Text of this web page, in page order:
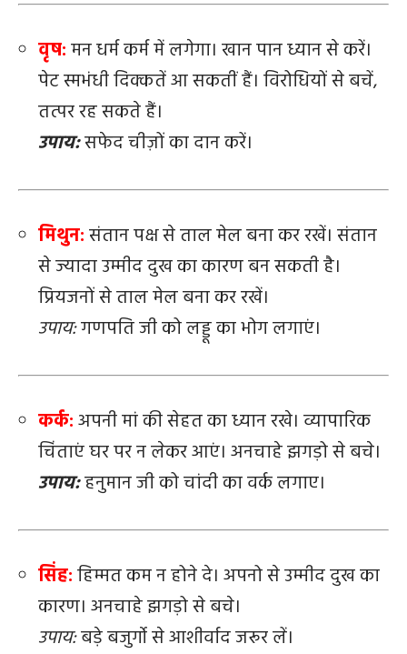
वृष:मन धर्म कर्म में लगेगा। खान पान ध्यान से करें।
पेट स्मभंधी दिक्कतें आ सकतीं हैं। विरोधियों से बचें,
तत्पर रह सकते हैं।
उपाय:सफेद चीज़ों का दान करें।
मिथुन:संतान पक्ष से ताल मेल बना कर रखें। संतान
से ज्यादा उम्मीद दुख का कारण बन सकती है।
प्रियजनों से ताल मेल बना कर रखें।
उपाय:गणपति जी को लड्डू का भोग लगाएं।
कर्क:अपनी मां की सेहत का ध्यान रखे। व्यापारिक
चिंताएं घर पर न लेकर आएं। अनचाहे झगड़ो से बचे।
उपाय:हनुमान जी को चांदी का वर्क लगाए।
सिंह:हिम्मत कम न होने दे। अपनो से उम्मीद दुख का
कारण। अनचाहे झगड़ो से बचे।
उपाय:बड़े बजुर्गो से आशीर्वाद जरूर लें।